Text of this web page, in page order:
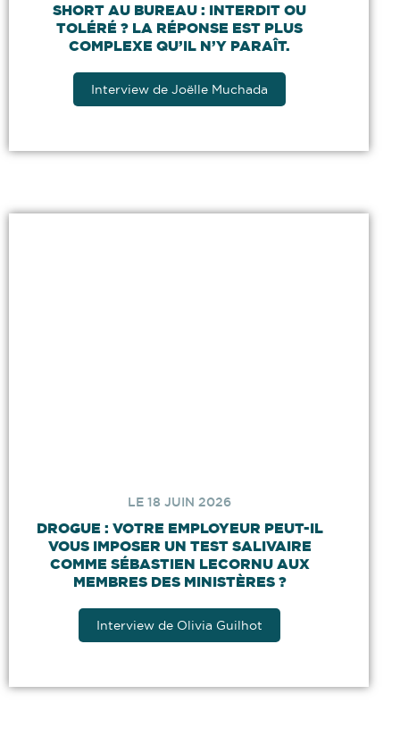
SHORT AU BUREAU : INTERDIT OU
TOLÉRÉ ? LA RÉPONSE EST PLUS
COMPLEXE QU’IL N’Y PARAÎT.
Interview de Joëlle Muchada
LE 18 JUIN 2026
DROGUE : VOTRE EMPLOYEUR PEUT-IL
VOUS IMPOSER UN TEST SALIVAIRE
COMME SÉBASTIEN LECORNU AUX
MEMBRES DES MINISTÈRES ?
Interview de Olivia Guilhot